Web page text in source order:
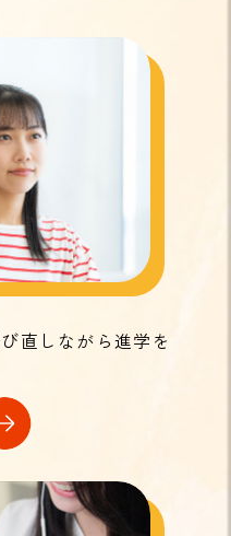
直しながら進学を